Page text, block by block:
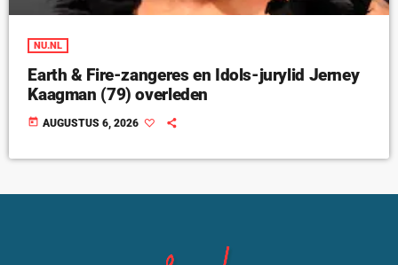
NU.NL
Earth & Fire-zangeres en Idols-jurylid Jerney
Kaagman (79) overleden
today AUGUSTUS 6, 2026